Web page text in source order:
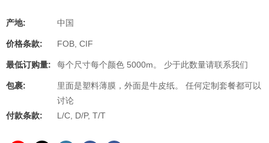
产地: 中国
价格条款: FOB, CIF
最低订购量: 每个尺寸每个颜色 5000m。 少于此数量请联系我们
包裹:
里面是塑料薄膜，外面是牛皮纸。 任何定制套餐都可以
讨论
付款条款:
L/C, D/P, T/T